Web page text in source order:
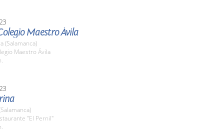
Maestro Ávila
(Salamanca)
Maestro Ávila
"El Pernil"